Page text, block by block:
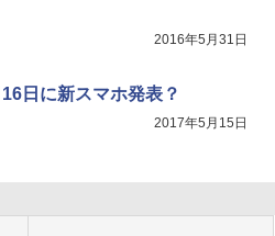
2016年5月31日
日に新スマホ発表？
2017年5月15日